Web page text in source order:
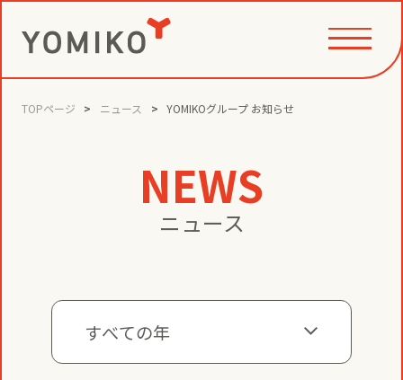
PHILOSOPHY
GAME CHANGE PARTNER
YOMIKOグループ ビジョン・パーパ
ス・バリューズ
VALUE CREATION
ニュースリリース
SERVICE
TOPページ ニュース YOMIKOグループ お知らせ
NEWS
ニュース